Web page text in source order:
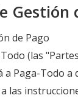
Gestión
de Pago
(las
Paga-Todo a
las